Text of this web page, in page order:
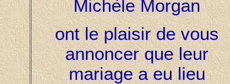
Michèle Morgan
ont le plaisir de vous
annoncer que leur
mariage a eu lieu